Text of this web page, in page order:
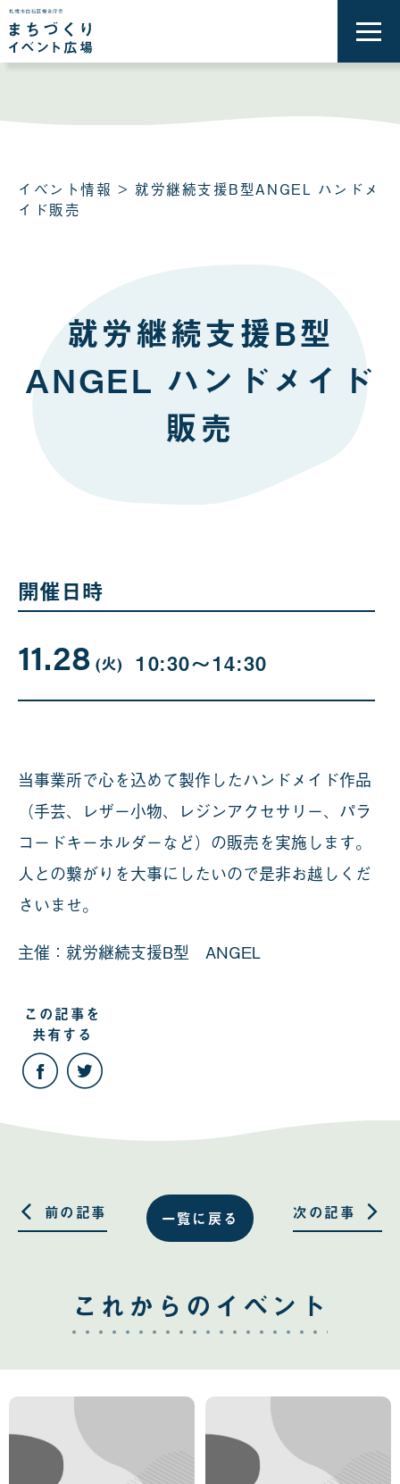
ニ
イベント情報 > 就労継続支援B型ANGEL ハンドメ
イド販売
就労継続支援B型
ANGEL ハンドメイド
販売
開催日時
11.28月
日
(火日
) 10:30〜14:30
当事業所で心を込めて製作したハンドメイド作品
（手芸、レザー小物、レジンアクセサリー、パラ
コードキーホルダーなど）の販売を実施します。
人との繋がりを大事にしたいので是非お越しくだ
さいませ。
主催：就労継続支援B型 ANGEL
この記事を
共有する
こ
の
記
Facebook
る
Twitter
る 一覧に戻る
前の記事 次の記事
これからのイベント